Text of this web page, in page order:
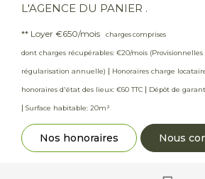
L'AGENCE DU PANIER .
** Loyer €650/mois charges comprises
dont charges récupérables: €20/mois
régularisation annuelle) | Honoraires charge
honoraires d'état des lieux: €60 TTC | Dépôt de
| Surface habitable: 20m²
Nos honoraires Nous